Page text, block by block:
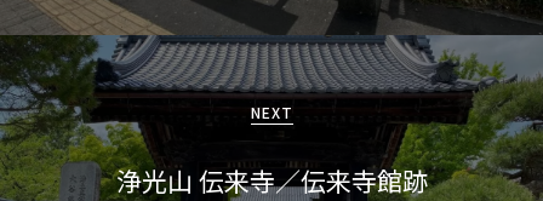
シ
ョ
ン
NEXT
浄光山 伝来寺／伝来寺館跡